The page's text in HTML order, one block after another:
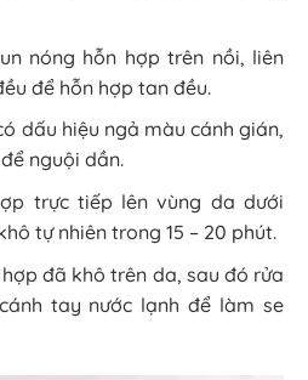
nóng hỗn hợp trên nồi, liên
để hỗn hợp tan đều.
dấu hiệu ngả màu cánh gián,
nguội dần.
trực tiếp lên vùng da dưới
tự nhiên trong 15 – 20 phút.
hợp đã khô trên da, sau đó rửa
tay nước lạnh để làm se